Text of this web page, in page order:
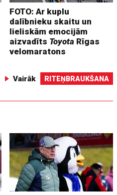
FOTO: Ar kuplu
dalībnieku skaitu un
lieliskām emocijām
aizvadīts Toyota Rīgas
velomaratons
Vairāk RITEŅBRAUKŠANA